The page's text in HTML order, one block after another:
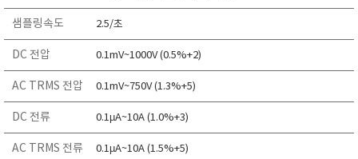
SONIC CORPORATION
T&D
TAKEMURA
TENMARS
Termoprodukt
TFA Dostmann
샘플링속도 2.5/초
DC 전압 0.1mV~1000V (0.5%+2)
AC TRMS 전압 0.1mV~750V (1.3%+5)
DC 전류 0.1µA~10A (1.0%+3)
AC TRMS 전류 0.1µA~10A (1.5%+5)